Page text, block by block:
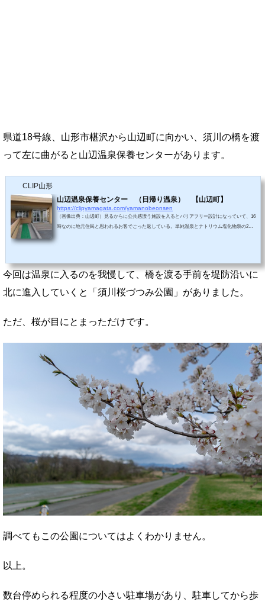
県道18号線、山形市椹沢から山辺町に向かい、須川の橋を渡
って左に曲がると山辺温泉保養センターがあります。
CLIP山形
山辺温泉保養センター （日帰り温泉） 【山辺町】
https://clipyamagata.com/yamanobeonsen
（画像出典：山辺町）見るからに公共感漂う施設を入るとバリアフリー設計になっていて、16
時なのに地元住民と思われるお客でごった返している。単純温泉とナトリウム塩化物泉の2種
しかし、湯量で温度調整をしていて人が少ないので、お湯が新鮮といえます。源泉は「...
今回は温泉に入るのを我慢して、橋を渡る手前を堤防沿いに
北に進入していくと「須川桜づつみ公園」がありました。
ただ、桜が目にとまっただけです。
調べてもこの公園についてはよくわかりません。
以上。
数台停められる程度の小さい駐車場があり、駐車してから歩